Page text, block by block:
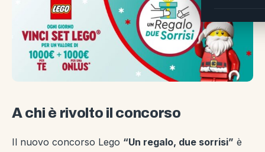
A chi è rivolto il concorso
Il nuovo concorso Lego “Un regalo, due sorrisi” è